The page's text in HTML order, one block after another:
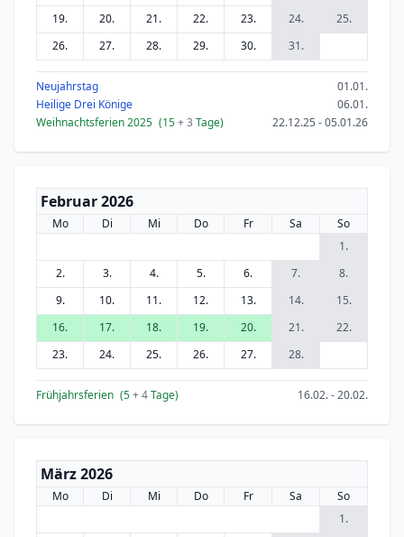
19.
20. 21. 22. 23. 24.
25.
26.
27. 28. 29. 30. 31.
Neujahrstag
01.01.
Heilige Drei Könige
06.01.
Weihnachtsferien 2025 (15+ 3 Tage) 22.12.25 - 05.01.26
Februar 2026
Mo Di Mi Do Fr Sa
So
1.
2.
3. 4. 5. 6. 7.
8.
9.
10. 11. 12. 13. 14.
15.
16.
17. 18. 19. 20. 21.
22.
23.
24. 25. 26. 27. 28.
Frühjahrsferien (5+ 4Tage) 16.02. - 20.02.
März 2026
Mo Di Mi Do Fr Sa
So
1.